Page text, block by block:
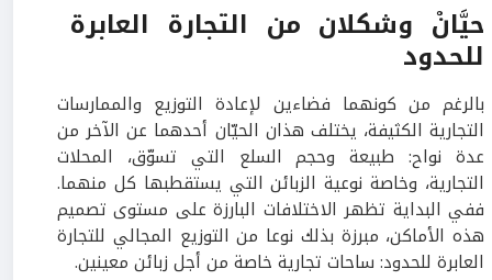
حيَّانْ وشكلان من التجارة العابرة
للحدود
بالرغم من كونهما فضاءين لإعادة التوزيع والممارسات
التجارية الكثيفة، يختلف هذان الحيّان أحدهما عن الآخر من
عدة نواح: طبيعة وحجم السلع التي تسوّق، المحلات
التجارية، وخاصة نوعية الزبائن التي يستقطبها كل منهما.
ففي البداية تظهر الاختلافات البارزة على مستوى تصميم
هذه الأماكن، مبرزة بذلك نوعا من التوزيع المجالي للتجارة
العابرة للحدود: ساحات تجارية خاصة من أجل زبائن معينين.